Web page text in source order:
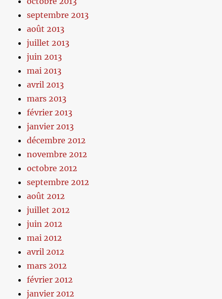
septembre 2013
août 2013
juillet 2013
juin 2013
mai 2013
avril 2013
mars 2013
février 2013
janvier 2013
décembre 2012
novembre 2012
octobre 2012
septembre 2012
août 2012
juillet 2012
juin 2012
mai 2012
avril 2012
mars 2012
février 2012
janvier 2012